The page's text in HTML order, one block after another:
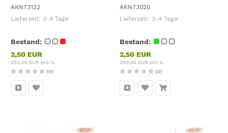
AKN73122
Lieferzeit: 3-4 Tage
Bestand:
2,50 EUR
250,00 EUR pro 1L
(0)
AKN73020
Lieferzeit: 3-4 Tage
Bestand:
2,50 EUR
250,00 EUR pro 1L
(0)